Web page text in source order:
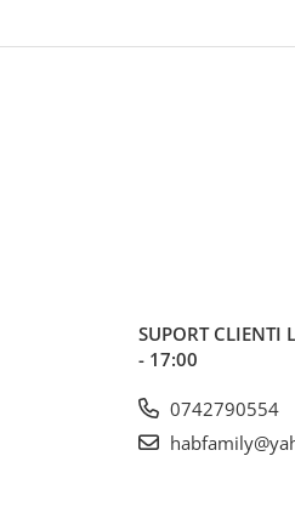
SUPORT CLIENTI
- 17:00
0742790554